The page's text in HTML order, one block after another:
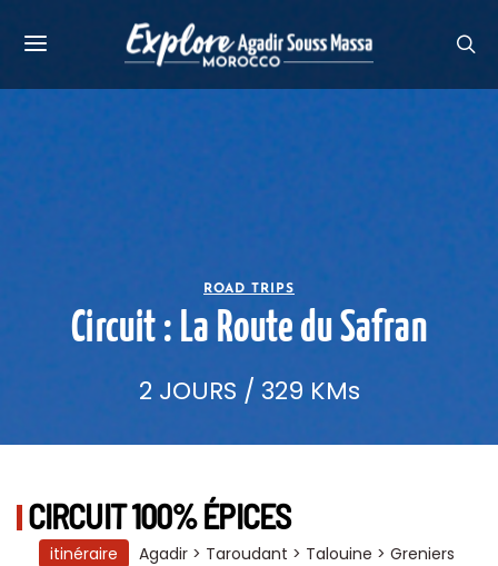
ROAD TRIPS
Circuit : La Route du Safran
2 JOURS / 329 KMs
CIRCUIT 100% ÉPICES
itinéraire
Agadir > Taroudant > Talouine > Greniers